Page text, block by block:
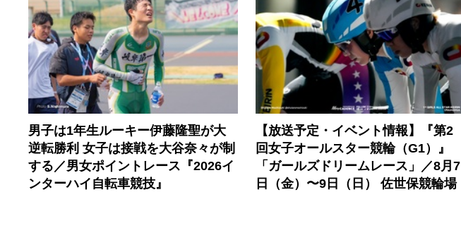
男子は1年生ルーキー伊藤隆聖が大
逆転勝利 女子は接戦を大谷奈々が制
する／男女ポイントレース『2026イ
ンターハイ自転車競技』
【放送予定・イベント情報】『第2
回女子オールスター競輪（G1）』
「ガールズドリームレース」／8月7
日（金）〜9日（日） 佐世保競輪場